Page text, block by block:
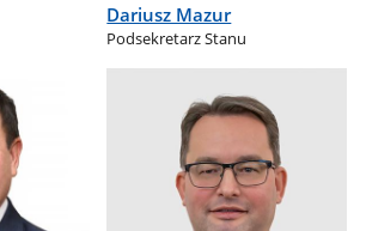
Dariusz Mazur
Podsekretarz Stanu